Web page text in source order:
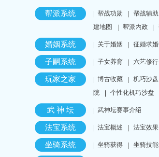
帮派系统 帮战功勋 帮战辅
建地图
帮派内政
婚姻系统 关于婚姻 征婚求婚
子嗣系统 子女养育 六艺修行
玩家之家 博古收藏 机巧沙盘
院
个性化机巧沙盘
武 神 坛 武神坛赛事介绍
法宝系统 法宝概述 法宝效果
坐骑系统 坐骑获得 坐骑技能